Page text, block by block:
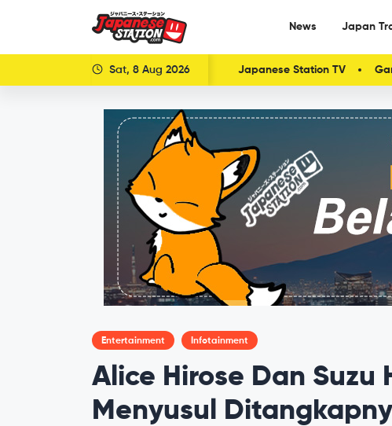
News Japan
Sat, 8 Aug 2026 Japanese Station TV
Entertainment Infotainment
Alice Hirose Dan Suzu
Menyusul